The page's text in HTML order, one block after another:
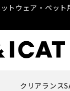
トウェア・ペッ
クリアランス